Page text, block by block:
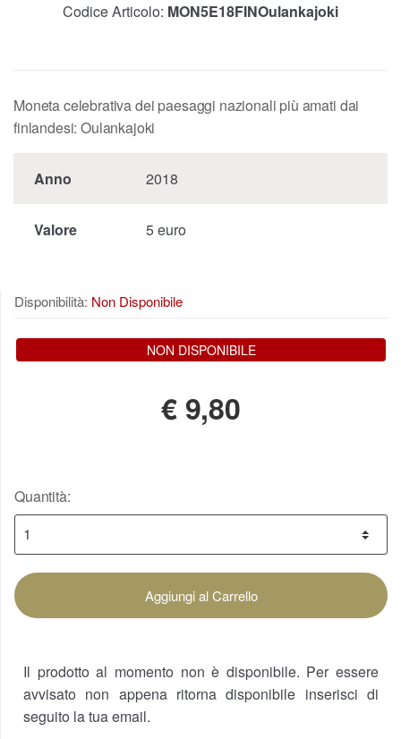
Codice Articolo: MON5E18FINOulankajoki
Moneta celebrativa dei paesaggi nazionali più amati dai
finlandesi: Oulankajoki
Anno 2018
Valore 5 euro
Disponibilità: Non Disponibile
NON DISPONIBILE
€ 9,80
Quantità:
Aggiungi al Carrello
Il prodotto al momento non è disponibile. Per essere
avvisato non appena ritorna disponibile inserisci di
seguito la tua email.